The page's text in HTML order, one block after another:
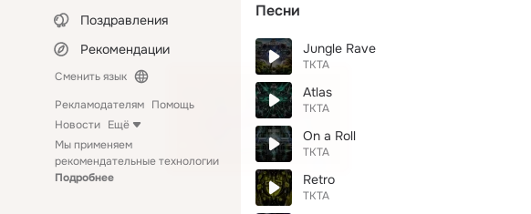
Поздравления
Рекомендации
Сменить язык
Рекламодателям Помощь
Новости Ещё
Мы применяем
рекомендательные технологии
Подробнее
Песни
Jungle Rave
TKTA
Atlas
TKTA
On a Roll
TKTA
Retro
TKTA